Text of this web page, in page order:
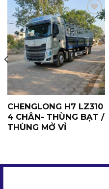
Yêu
Thích
CHENGLONG H7 LZ310
4 CHÂN- THÙNG BẠT /
THÙNG MỞ VỈ